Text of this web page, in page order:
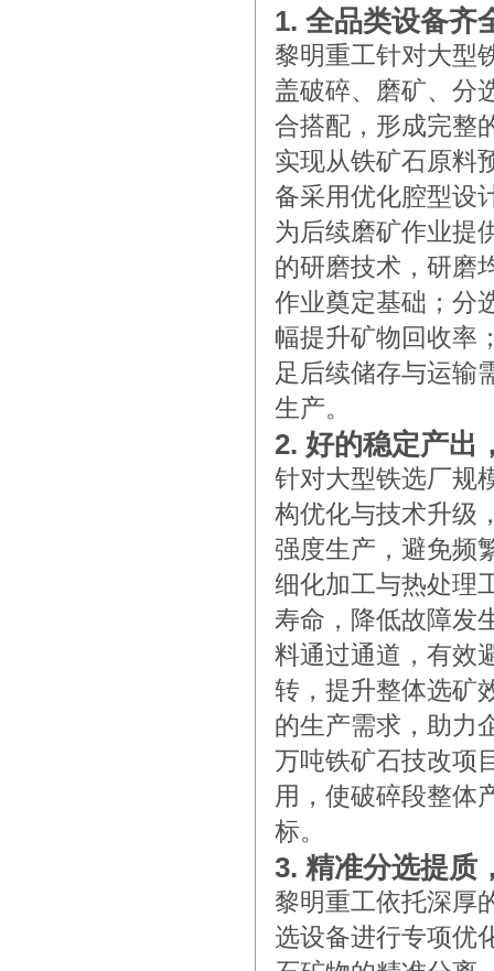
1. 全品类设备齐
黎明重工针对大型
盖破碎、磨矿、分
合搭配，形成完整
实现从铁矿石原料
备采用优化腔型设
为后续磨矿作业提
的研磨技术，研磨
作业奠定基础；分
幅提升矿物回收率
足后续储存与运输
生产。
2. 好的稳定产出
针对大型铁选厂规
构优化与技术升级
强度生产，避免频
细化加工与热处理
寿命，降低故障发
料通过通道，有效
转，提升整体选矿
的生产需求，助力
万吨铁矿石技改项
用，使破碎段整体
标。
3. 精准分选提质
黎明重工依托深厚
选设备进行专项优